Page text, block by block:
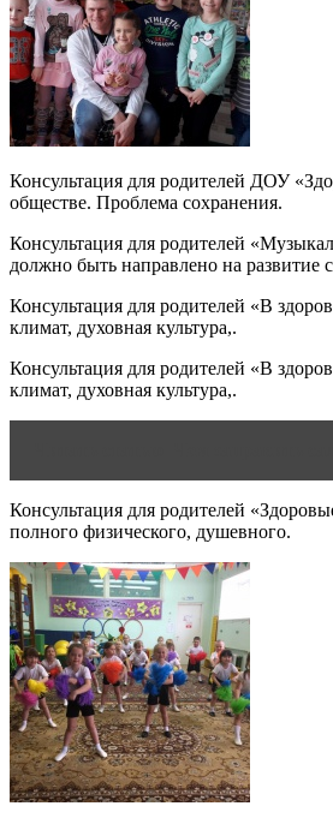
Консультация для родителей ДОУ
обществе. Проблема сохранения.
Консультация для родителей
должно быть направлено на развитие
Консультация для родителей «В
климат, духовная культура,.
Консультация для родителей «В
климат, духовная культура,.
Консультация для родителей
полного физического, душевного.